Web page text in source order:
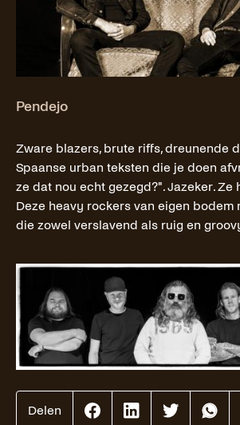
Pendejo
Zware blazers, brute riffs, dreunende
Spaanse urban teksten die je doen
ze dat nou echt gezegd?". Jazeker. Ze
Deze heavy rockers van eigen bodem
die zowel verslavend als ruig en
Delen
EffenaarEffenaarEffenaar